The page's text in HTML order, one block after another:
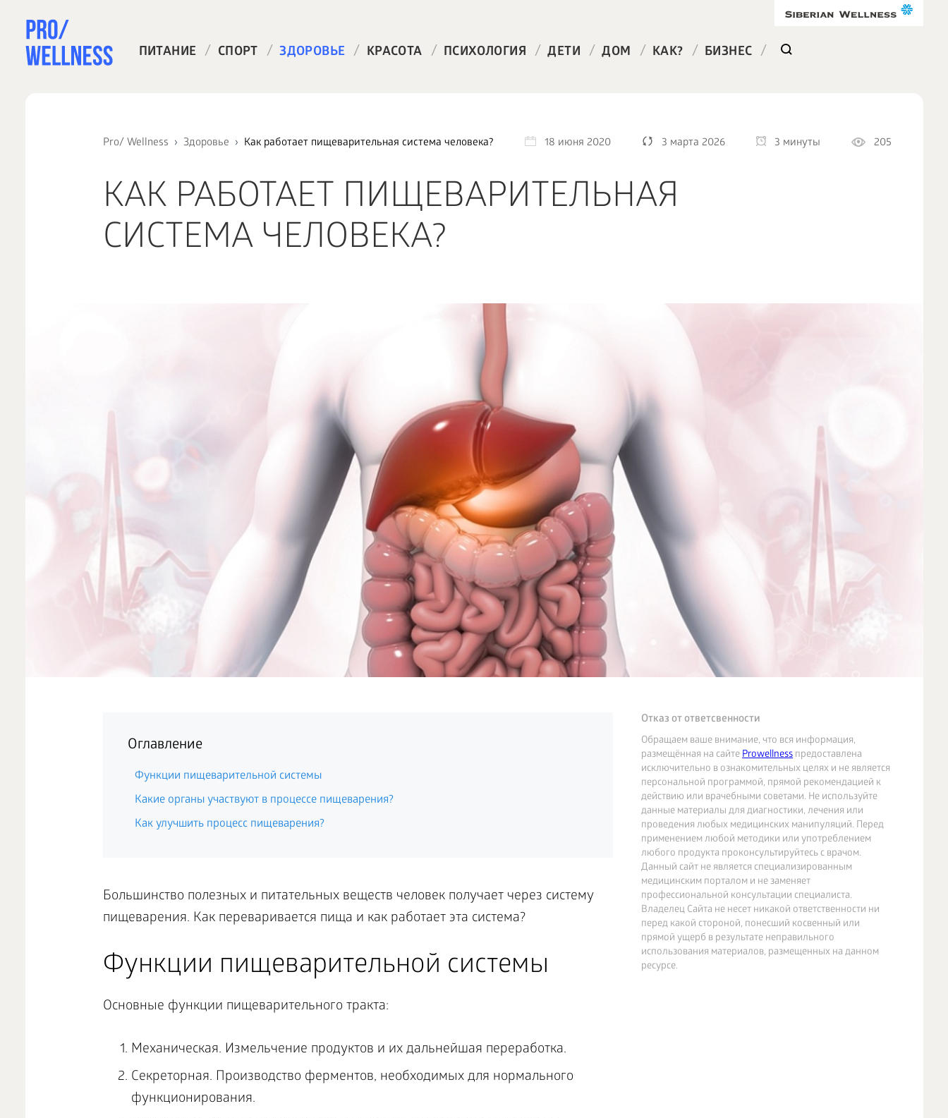
ПИТАНИЕ / СПОРТ / ЗДОРОВЬЕ / КРАСОТА / ПСИХОЛОГИЯ / ДЕТИ / ДОМ / КАК? / БИЗНЕС /
Pro/ Wellness Здоровье Как работает пищеварительная система человека? 18 июня 2020 3 марта 2026 3 минуты 205
КАК РАБОТАЕТ ПИЩЕВАРИТЕЛЬНАЯ
СИСТЕМА ЧЕЛОВЕКА?
Отказ от ответсвенности
Обращаем ваше внимание, что вся информация,
размещённая на сайтеProwellnessпредоставлена
исключительно в ознакомительных целях и не является
персональной программой, прямой рекомендацией к
действию или врачебными советами. Не используйте
данные материалы для диагностики, лечения или
проведения любых медицинских манипуляций. Перед
применением любой методики или употреблением
любого продукта проконсультируйтесь с врачом.
Данный сайт не является специализированным
медицинским порталом и не заменяет
профессиональной консультации специалиста.
Владелец Сайта не несет никакой ответственности ни
перед какой стороной, понесший косвенный или
прямой ущерб в результате неправильного
использования материалов, размещенных на данном
ресурсе.
Оглавление
Функции пищеварительной системы
Какие органы участвуют в процессе пищеварения?
Как улучшить процесс пищеварения?
Большинство полезных и питательных веществ человек получает через систему
пищеварения. Как переваривается пища и как работает эта система?
Функции пищеварительной системы
Основные функции пищеварительного тракта:
Механическая. Измельчение продуктов и их дальнейшая переработка.
Секреторная. Производство ферментов, необходимых для нормального
функционирования.